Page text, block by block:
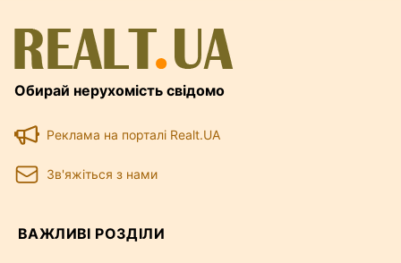
Обирай нерухомість свідомо
Реклама на порталі Realt.UA
Зв'яжіться з нами
ВАЖЛИВІ РОЗДІЛИ